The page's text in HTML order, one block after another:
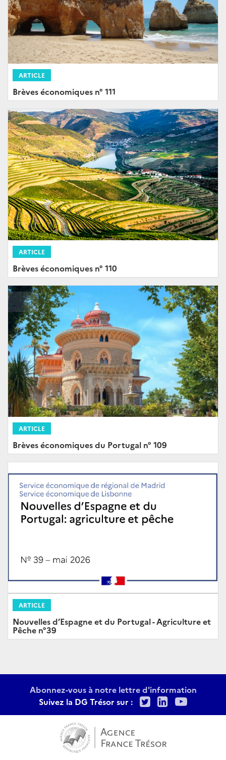
ARTICLE
Brèves économiques n° 111
ARTICLE
Brèves économiques n° 110
ARTICLE
Brèves économiques du Portugal n° 109
ARTICLE
Nouvelles d’Espagne et du Portugal - Agriculture et
Pêche n°39
Abonnez-vous à notre lettre d'information
Suivez la DG Trésor sur :
TwitterLinkedIn